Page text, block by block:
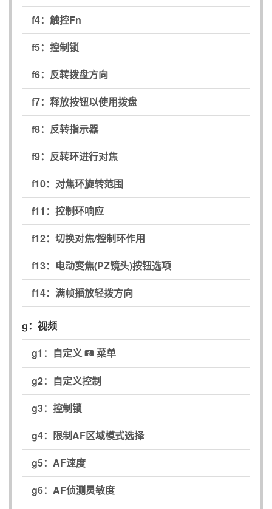
f4： 触控Fn
f5： 控制锁
f6： 反转拨盘方向
f7： 释放按钮以使用拨盘
f8： 反转指示器
f9： 反转环进行对焦
f10： 对焦环旋转范围
f11： 控制环响应
f12： 切换对焦/控制环作用
f13： 电动变焦(PZ镜头)按钮选项
f14： 满帧播放轻拨方向
g： 视频
g1： 自定义 i 菜单
g2： 自定义控制
g3： 控制锁
g4： 限制AF区域模式选择
g5： AF速度
g6： AF侦测灵敏度